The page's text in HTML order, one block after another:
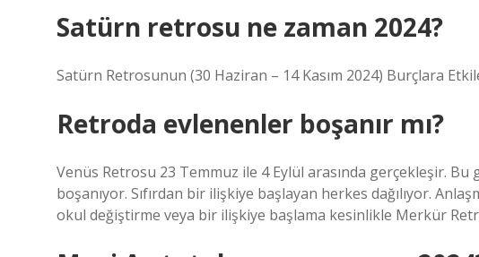
Satürn retrosu ne zaman 2024?
Satürn Retrosunun (30 Haziran – 14 Kasım 2024) Burçlara
Retroda evlenenler boşanır mı?
Venüs Retrosu 23 Temmuz ile 4 Eylül arasında gerçekleşir.
boşanıyor. Sıfırdan bir ilişkiye başlayan herkes dağılıyor.
okul değiştirme veya bir ilişkiye başlama kesinlikle Merkür